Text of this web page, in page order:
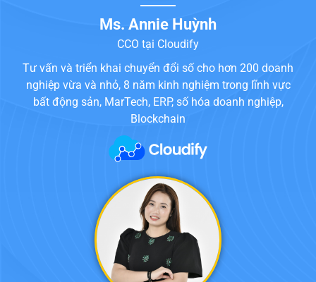
Ms. Annie Huỳnh
CCO tại Cloudify
Tư vấn và triển khai chuyển đổi số cho hơn 200 doanh
nghiệp vừa và nhỏ, 8 năm kinh nghiệm trong lĩnh vực
bất động sản, MarTech, ERP, số hóa doanh nghiệp,
Blockchain